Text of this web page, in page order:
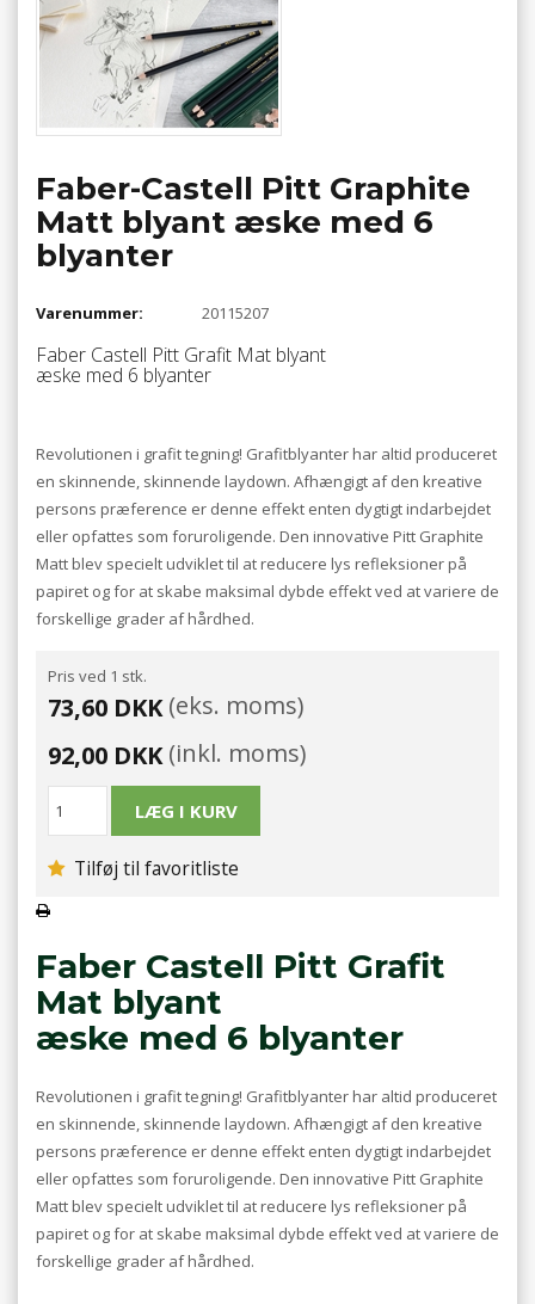
Faber-Castell Pitt Graphite
Matt blyant æske med 6
blyanter
Varenummer: 20115207
Faber Castell Pitt Grafit Mat blyant
æske med 6 blyanter
Revolutionen i grafit tegning! Grafitblyanter har altid produceret
en skinnende, skinnende laydown. Afhængigt af den kreative
persons præference er denne effekt enten dygtigt indarbejdet
eller opfattes som foruroligende. Den innovative Pitt Graphite
Matt blev specielt udviklet til at reducere lys refleksioner på
papiret og for at skabe maksimal dybde effekt ved at variere de
forskellige grader af hårdhed.
Pris ved 1 stk.
73,60 DKK(eks. moms)
92,00 DKK(inkl. moms)
Tilføj til favoritliste
Faber Castell Pitt Grafit
Mat blyant
æske med 6 blyanter
Revolutionen i grafit tegning! Grafitblyanter har altid produceret
en skinnende, skinnende laydown. Afhængigt af den kreative
persons præference er denne effekt enten dygtigt indarbejdet
eller opfattes som foruroligende. Den innovative Pitt Graphite
Matt blev specielt udviklet til at reducere lys refleksioner på
papiret og for at skabe maksimal dybde effekt ved at variere de
forskellige grader af hårdhed.